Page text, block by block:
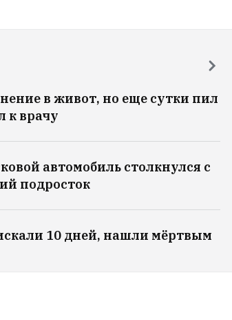
в живот, но еще сутки пил
к врачу
автомобиль столкнулся с
подросток
10 дней, нашли мёртвым